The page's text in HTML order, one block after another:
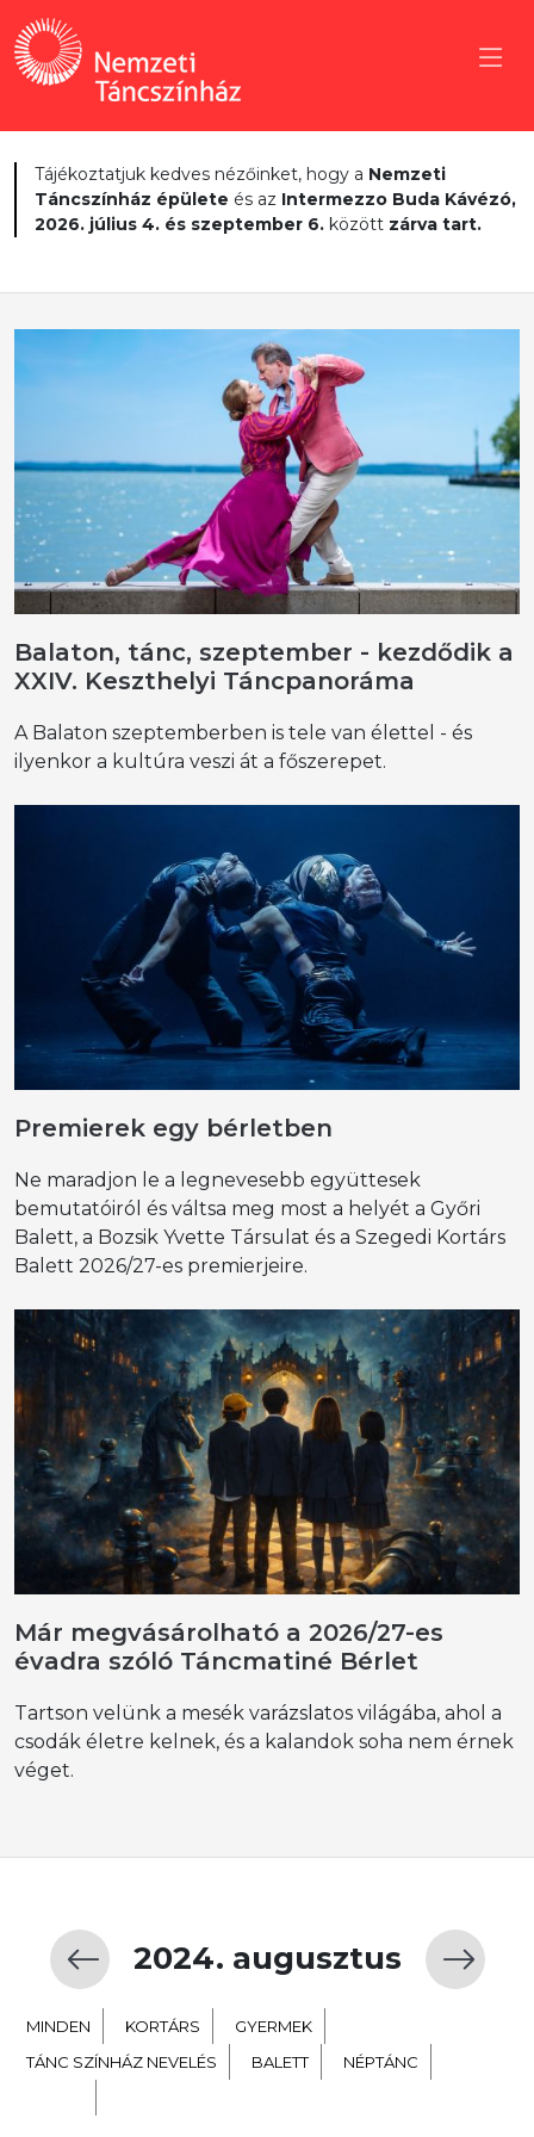
Tájékoztatjuk kedves nézőinket, hogy a Nemzeti
Táncszínház épülete és az Intermezzo Buda Kávézó,
2026. július 4. és szeptember 6. között zárva tart.
Balaton, tánc, szeptember - kezdődik a
XXIV. Keszthelyi Táncpanoráma
A Balaton szeptemberben is tele van élettel - és
ilyenkor a kultúra veszi át a főszerepet.
Premierek egy bérletben
Ne maradjon le a legnevesebb együttesek
bemutatóiról és váltsa meg most a helyét a Győri
Balett, a Bozsik Yvette Társulat és a Szegedi Kortárs
Balett 2026/27-es premierjeire.
Már megvásárolható a 2026/27-es
évadra szóló Táncmatiné Bérlet
Tartson velünk a mesék varázslatos világába, ahol a
csodák életre kelnek, és a kalandok soha nem érnek
véget.
2024. augusztus
MINDEN KORTÁRS
GYERMEK
TÁNC SZÍNHÁZ NEVELÉS
BALETT
NÉPTÁNC